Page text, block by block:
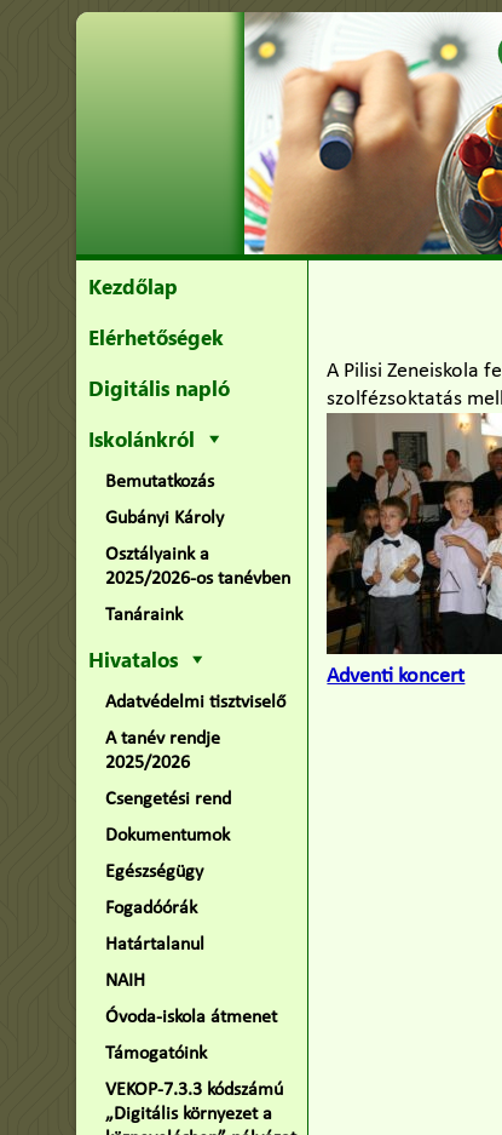
Kezdőlap
Elérhetőségek
Digitális napló
Iskolánkról
Bemutatkozás
Gubányi Károly
Osztályaink a
2025/2026-os tanévben
Tanáraink
Hivatalos
Adatvédelmi tisztviselő
A tanév rendje
2025/2026
Csengetési rend
Dokumentumok
Egészségügy
Fogadóórák
Határtalanul
NAIH
Óvoda-iskola átmenet
Támogatóink
VEKOP-7.3.3 kódszámú
„Digitális környezet a
A Pilisi Zeneiskola
szolfézsoktatás
Adventi koncert